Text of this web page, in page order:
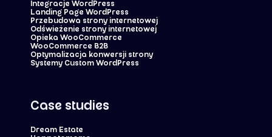
Integracje WordPress
Landing Page WordPress
Przebudowa strony internetowej
Odświeżenie strony internetowej
Opieka WooCommerce
WooCommerce B2B
Optymalizacja konwersji strony
Systemy Custom WordPress
Case studies
Dream Estate